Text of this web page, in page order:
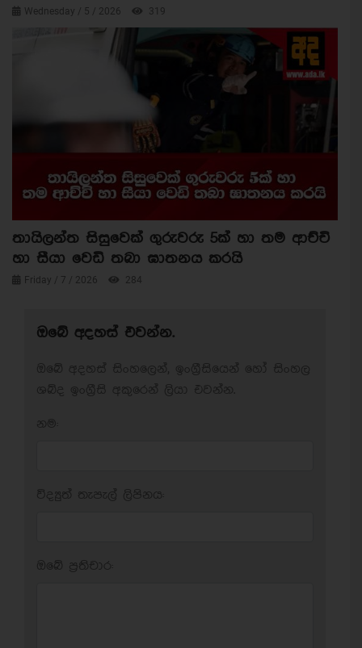
Wednesday / 5 / 2026 319
තායිලන්ත සිසුවෙක් ගුරුවරු 5ක් හා තම ආච්චි
හා සීයා වෙඩි තබා ඝාතනය කරයි
Friday / 7 / 2026 284
ඔබේ අදහස් එවන්න.